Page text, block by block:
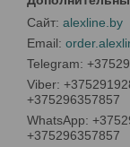
alexline.by
+375296357857
+375296357857